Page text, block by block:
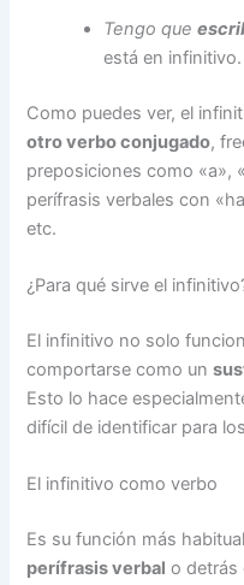
Tengo que
está en infinitivo.
Como puedes ver, el
otro verbo conjugado,
preposiciones como «a»,
perífrasis verbales con
etc.
¿Para qué sirve el
El infinitivo no solo
comportarse como un
Esto lo hace
difícil de identificar para
El infinitivo como verbo
Es su función más
perífrasis verbal o detrás